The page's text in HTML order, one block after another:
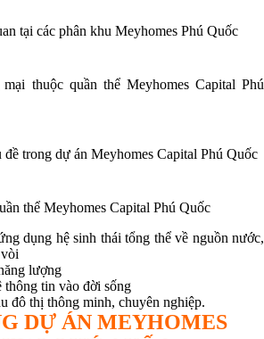
tại các phân khu Meyhomes Phú Quốc
thuộc quần thể Meyhomes Capital Phú
trong dự án Meyhomes Capital Phú Quốc
thể Meyhomes Capital Phú Quốc
dụng hệ sinh thái tổng thể về nguồn nước,
lượng
thông tin vào đời sống
đô thị thông minh, chuyên nghiệp.
DỰ ÁN MEYHOMES